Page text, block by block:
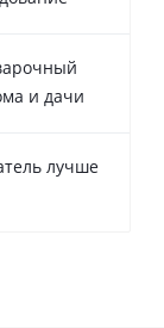
и дачи
лучше